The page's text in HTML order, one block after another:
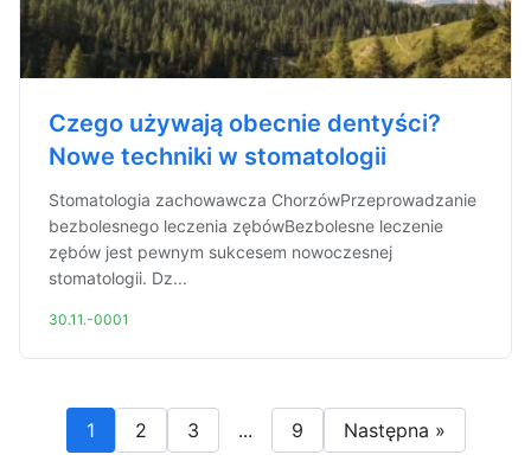
Czego używają obecnie dentyści?
Nowe techniki w stomatologii
Stomatologia zachowawcza ChorzówPrzeprowadzanie
bezbolesnego leczenia zębówBezbolesne leczenie
zębów jest pewnym sukcesem nowoczesnej
stomatologii. Dz...
30.11.-0001
1 2 3 ... 9 Następna »